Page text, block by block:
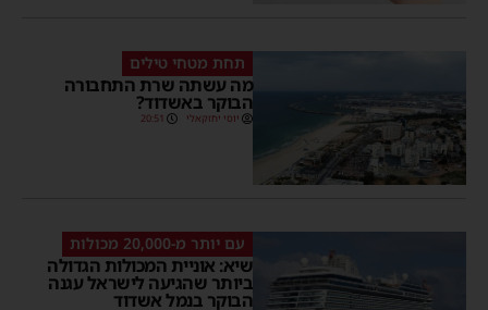
תחת מטחי טילים
מה עשתה שרת התחבורה
הבוקר באשדוד?
יוסי יחזקאלי 20:51
עם יותר מ-20,000 מכולות
שיא: אוניית המכולות הגדולה
ביותר שהגיעה לישראל עגנה
הבוקר בנמל אשדוד